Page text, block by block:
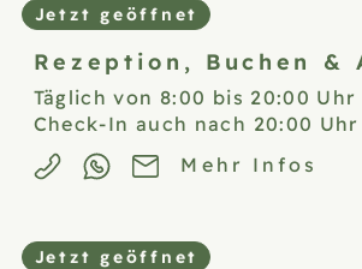
Rezeption, Buchen &
Jetzt geöffnet
Täglich von 8:00 bis 20:00 Uhr
Check-In auch nach 20:00
Mehr Infos
Jetzt geöffnet